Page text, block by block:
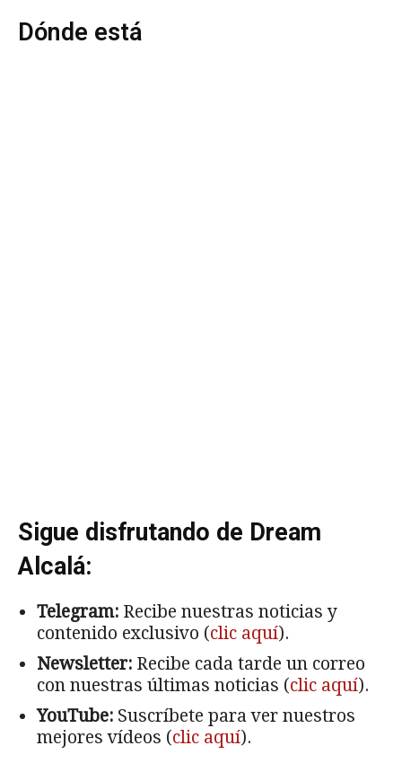
Dónde está
Sigue disfrutando de Dream
Alcalá:
Telegram: Recibe nuestras noticias y
contenido exclusivo (clic aquí).
Newsletter: Recibe cada tarde un correo
con nuestras últimas noticias (clic aquí).
YouTube: Suscríbete para ver nuestros
mejores vídeos (clic aquí).